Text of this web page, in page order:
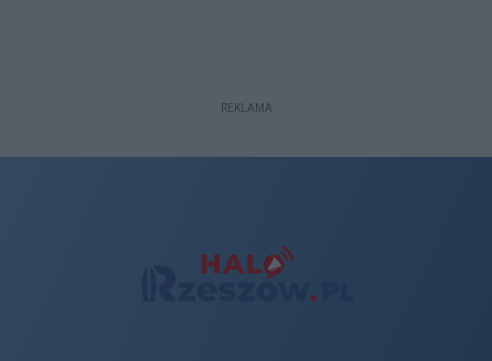
REKLAMA